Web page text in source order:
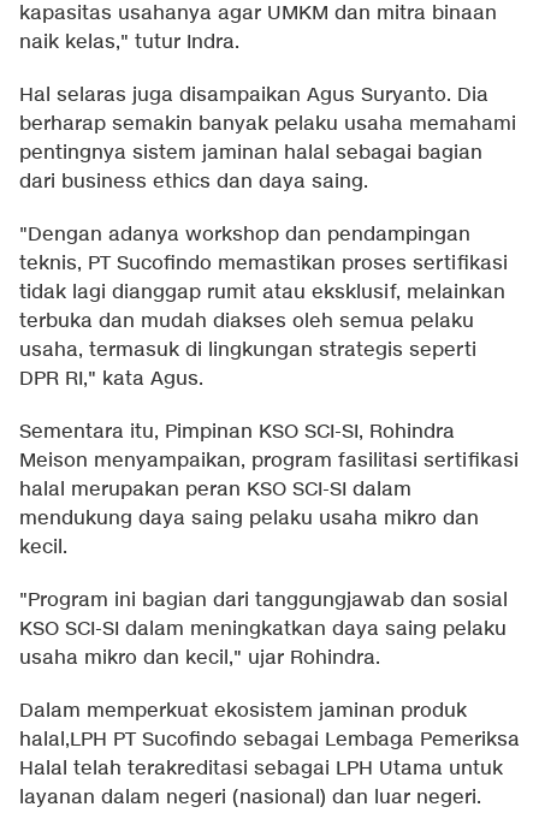
kapasitas usahanya agar UMKM dan mitra binaan
naik kelas," tutur Indra.
Hal selaras juga disampaikan Agus Suryanto. Dia
berharap semakin banyak pelaku usaha memahami
pentingnya sistem jaminan halal sebagai bagian
dari business ethics dan daya saing.
"Dengan adanya workshop dan pendampingan
teknis, PT Sucofindo memastikan proses sertifikasi
tidak lagi dianggap rumit atau eksklusif, melainkan
terbuka dan mudah diakses oleh semua pelaku
usaha, termasuk di lingkungan strategis seperti
DPR RI," kata Agus.
Sementara itu, Pimpinan KSO SCI-SI, Rohindra
Meison menyampaikan, program fasilitasi sertifikasi
halal merupakan peran KSO SCI-SI dalam
mendukung daya saing pelaku usaha mikro dan
kecil.
"Program ini bagian dari tanggungjawab dan sosial
KSO SCI-SI dalam meningkatkan daya saing pelaku
usaha mikro dan kecil," ujar Rohindra.
Dalam memperkuat ekosistem jaminan produk
halal,LPH PT Sucofindo sebagai Lembaga Pemeriksa
Halal telah terakreditasi sebagai LPH Utama untuk
layanan dalam negeri (nasional) dan luar negeri.